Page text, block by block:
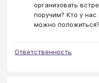
организовать
поручим? Кто у
можно положиться?
Ответственность